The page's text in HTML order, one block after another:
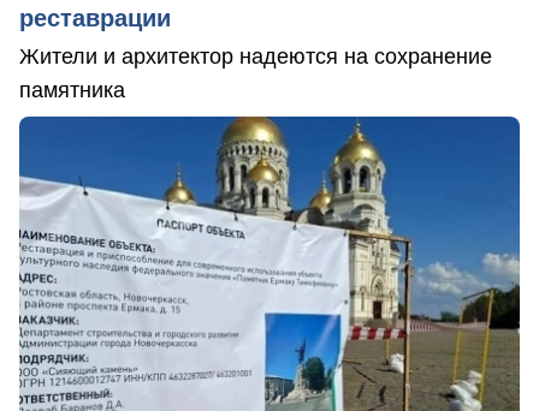
реставрации
Жители и архитектор надеются на сохранение
памятника